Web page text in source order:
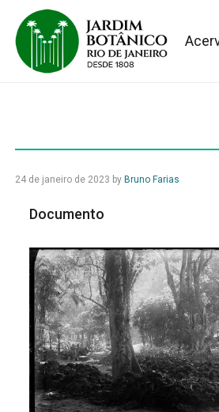
24 de janeiro de 2023 by Bruno Farias
Documento